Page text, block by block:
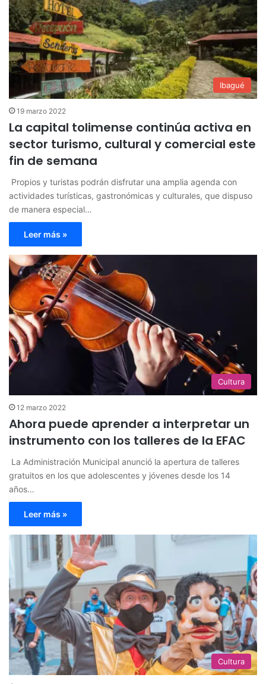
Ibagué
19 marzo 2022
La capital tolimense continúa activa en
sector turismo, cultural y comercial este
fin de semana
​​ Propios y turistas podrán disfrutar una amplia agenda con
actividades turísticas, gastronómicas y culturales, que dispuso
de manera especial…
Leer más »
Cultura
12 marzo 2022
Ahora puede aprender a interpretar un
instrumento con los talleres de la EFAC
​​ La Administración Municipal anunció la apertura de talleres
gratuitos en los que adolescentes y jóvenes desde los 14
años…
Leer más »
Cultura